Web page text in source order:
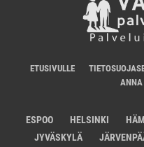
ETUSIVULLE
ANNA
ESPOO HELSINKI
JYVÄSKYLÄ